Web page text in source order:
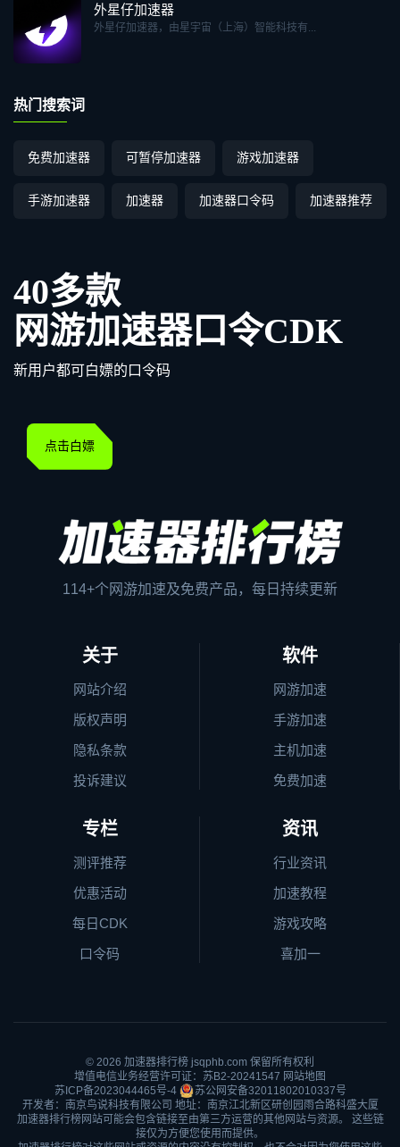
外星仔加速器
外星仔加速器，由星宇宙（上海）智能科技有...
热门搜索词
免费加速器 可暂停加速器 游戏加速器
手游加速器 加速器 加速器口令码 加速器推荐
40多款
网游加速器口令CDK
新用户都可白嫖的口令码
点击白嫖
114+个网游加速及免费产品，每日持续更新
关于
网站介绍
版权声明
隐私条款
投诉建议
软件
网游加速
手游加速
主机加速
免费加速
专栏
测评推荐
优惠活动
每日CDK
口令码
资讯
行业资讯
加速教程
游戏攻略
喜加一
© 2026 加速器排行榜 jsqphb.com 保留所有权利
增值电信业务经营许可证：苏B2-20241547 网站地图
苏ICP备2023044465号-4
苏公网安备32011802010337号
开发者：南京鸟说科技有限公司 地址：南京江北新区研创园雨合路科盛大厦
加速器排行榜网站可能会包含链接至由第三方运营的其他网站与资源。 这些链
接仅为方便您使用而提供。